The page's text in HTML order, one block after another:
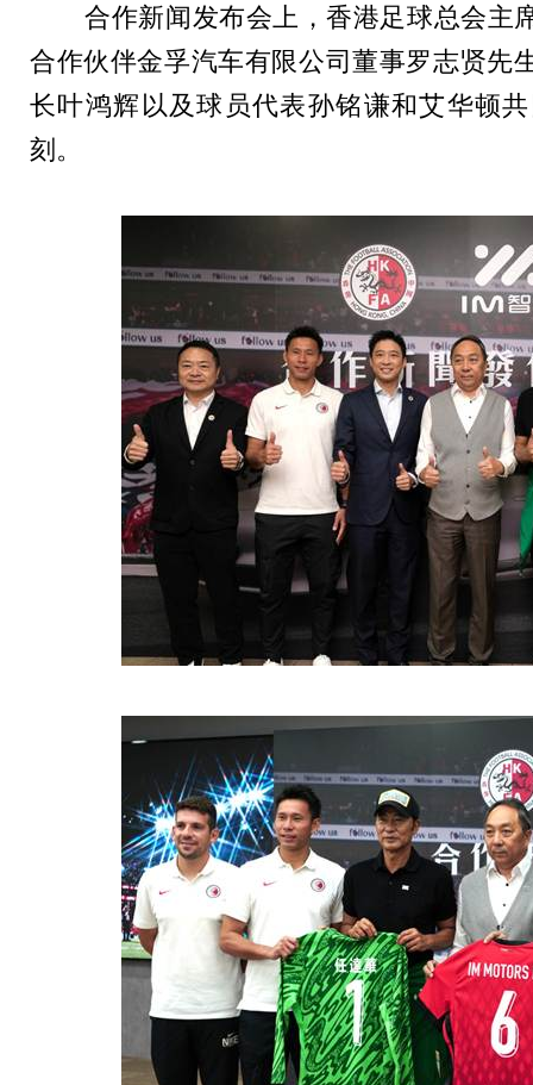
合作新闻发布会上，香港足球总会主
合作伙伴金孚汽车有限公司董事罗志贤先
长叶鸿辉以及球员代表孙铭谦和艾华顿
刻。